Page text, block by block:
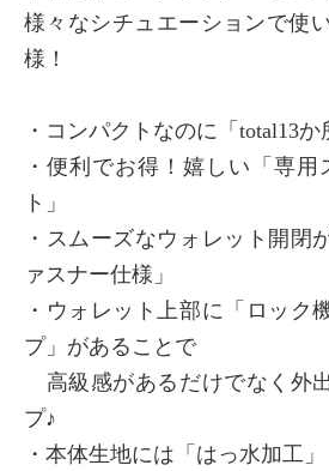
様々なシチュエーションで使
様！
・コンパクトなのに「total13か
・便利でお得！嬉しい「専用
ト」
・スムーズなウォレット開閉
ァスナー仕様」
・ウォレット上部に「ロック
プ」があることで
高級感があるだけでなく外
プ♪
・本体生地には「はっ水加工」